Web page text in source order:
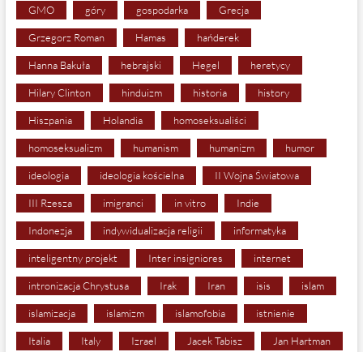
GMO góry gospodarka Grecja
Grzegorz Roman Hamas hańderek
Hanna Bakuła hebrajski Hegel heretycy
Hilary Clinton hinduizm historia history
Hiszpania Holandia homoseksualiści
homoseksualizm humanism humanizm humor
ideologia ideologia kościelna II Wojna Światowa
III Rzesza imigranci in vitro Indie
Indonezja indywidualizacja religii informatyka
inteligentny projekt Inter insigniores internet
intronizacja Chrystusa Irak Iran isis islam
islamizacja islamizm islamofobia istnienie
Italia Italy Izrael Jacek Tabisz Jan Hartman